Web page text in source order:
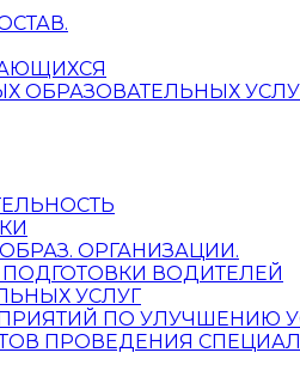
ОБРАЗОВАТЕЛЬНЫХ
ОРГАНИЗАЦИИ.
ВОДИТЕЛЕЙ
УСЛУГ
ПО УЛУЧШЕНИЮ
ПРОВЕДЕНИЯ